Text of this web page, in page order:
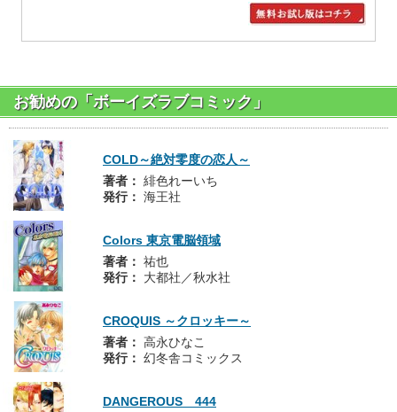
お勧めの「ボーイズラブコミック」
COLD～絶対零度の恋人～
著者： 緋色れーいち
発行： 海王社
Colors 東京電脳領域
著者： 祐也
発行：
大都社／秋水社
CROQUIS ～クロッキー～
著者： 高永ひなこ
発行： 幻冬舎コミックス
DANGEROUS 444